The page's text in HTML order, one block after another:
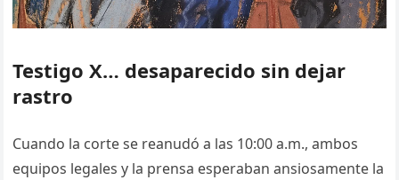
Testigo X… desaparecido sin dejar
rastro
Cuando la corte se reanudó a las 10:00 a.m., ambos
equipos legales y la prensa esperaban ansiosamente la